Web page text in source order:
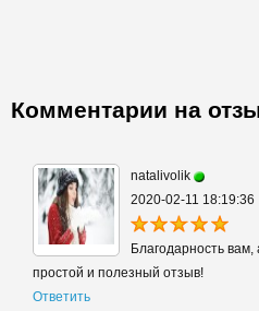
Комментарии на
natalivolik
2020-02-11 18:19:36
Благодарность вам,
простой и полезный отзыв!
Ответить